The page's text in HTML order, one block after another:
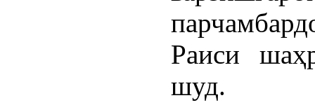
Раиси
шуд.